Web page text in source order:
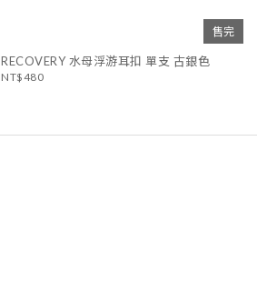
售完
RECOVERY 水母浮游耳扣 單支 古銀色
NT$480